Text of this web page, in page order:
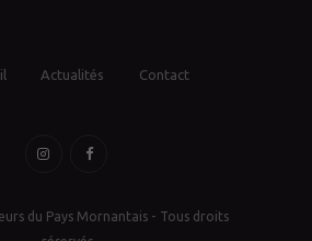
Actualités Contact
du Pays Mornantais - Tous droits